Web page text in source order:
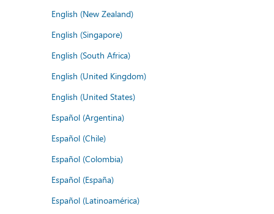
English (New Zealand)
English (Singapore)
English (South Africa)
English (United Kingdom)
English (United States)
Español (Argentina)
Español (Chile)
Español (Colombia)
Español (España)
Español (Latinoamérica)